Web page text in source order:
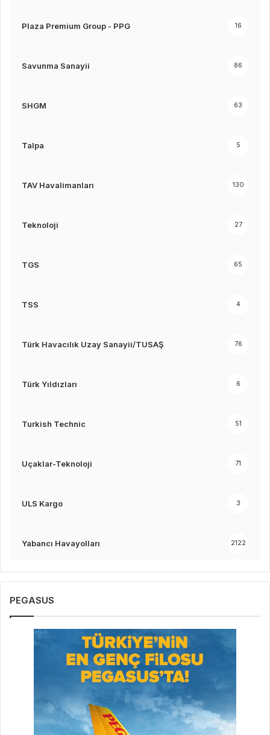
Plaza Premium Group - PPG 16
Savunma Sanayii 86
SHGM 63
Talpa 5
TAV Havalimanları 130
Teknoloji 27
TGS 65
TSS 4
Türk Havacılık Uzay Sanayii/TUSAŞ 76
Türk Yıldızları 6
Turkish Technic 51
Uçaklar-Teknoloji 71
ULS Kargo 3
Yabancı Havayolları 2122
PEGASUS